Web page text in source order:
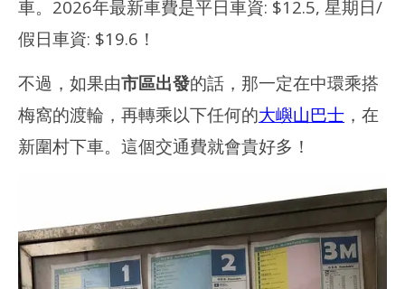
車。2026年最新車費是平日車資: $12.5, 星期日/
假日車資: $19.6！
不過，如果由市區出發的話，那一定在中環乘搭
梅窩的渡輪，再轉乘以下任何的大嶼山巴士 ，在
新圍村下車。這個交通費就會貴好多！